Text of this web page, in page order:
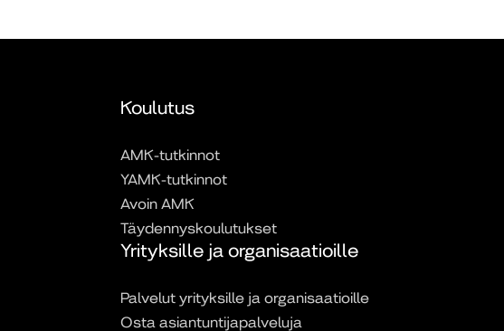
Koulutus
AMK-tutkinnot
YAMK-tutkinnot
Avoin AMK
Täydennyskoulutukset
Yrityksille ja organisaatioille
Palvelut yrityksille ja organisaatioille
Osta asiantuntijapalveluja